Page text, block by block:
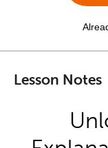
Lesson Notes